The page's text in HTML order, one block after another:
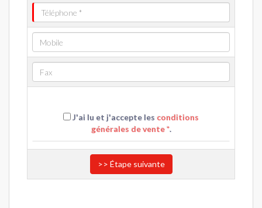
J'ai lu et j'accepte les conditions
générales de vente *.
>> Étape suivante